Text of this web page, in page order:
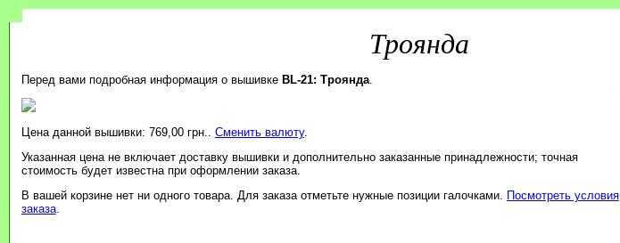
Троянда
Перед вами подробная информация о вышивке BL-21: Троянда.
Цена данной вышивки: 769,00 грн.. Сменить валюту.
Указанная цена не включает доставку вышивки и дополнительно заказанные принадлежности; точная
стоимость будет известна при оформлении заказа.
В вашей корзине нет ни одного товара. Для заказа отметьте нужные позиции галочками.
Посмотреть условия
заказа.